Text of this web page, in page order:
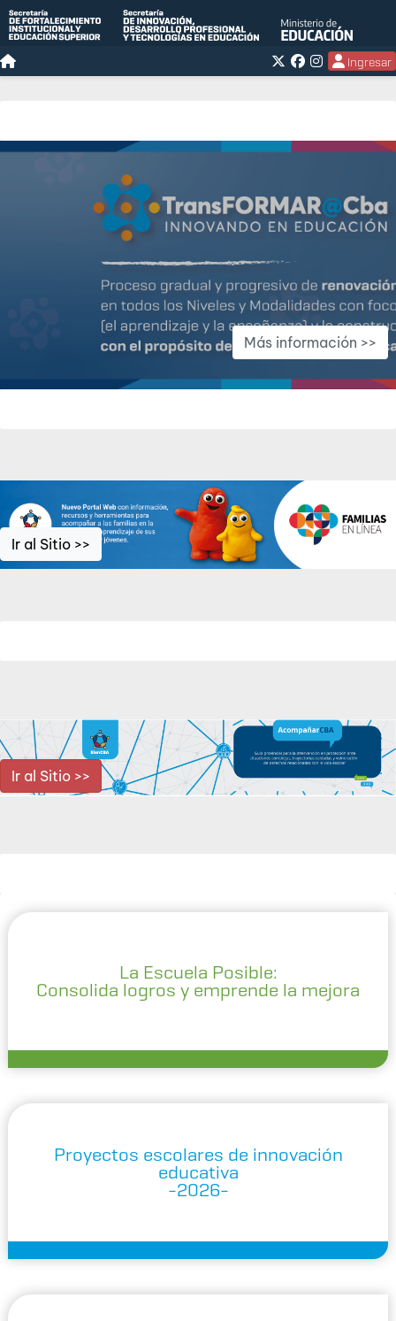
Ingresar
Más información >>
Ir al Sitio >>
Ir al Sitio >>
La Escuela Posible:
Consolida logros y emprende la mejora
Proyectos escolares de innovación
educativa
-2026-